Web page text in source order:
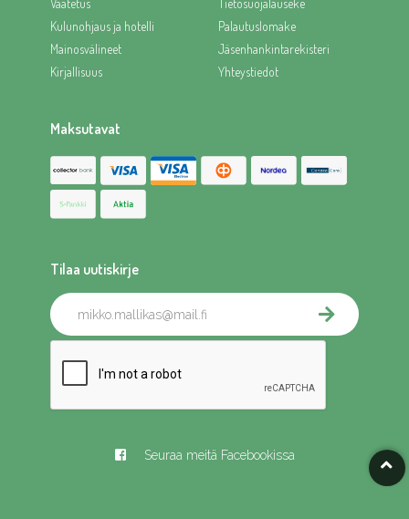
Vaatetus
Kulunohjaus ja hotelli
Mainosvälineet
Kirjallisuus
Tietosuojalauseke
Palautuslomake
Jäsenhankintarekisteri
Yhteystiedot
Maksutavat
Tilaa uutiskirje
Seuraa meitä Facebookissa